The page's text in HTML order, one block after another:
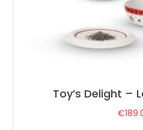
Toy’s Delight –
€